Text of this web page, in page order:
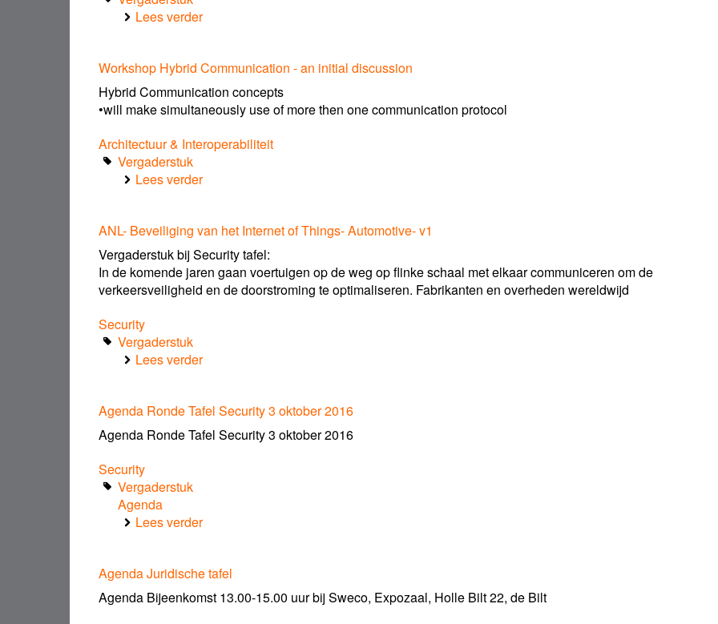
Lees verderover
voor
automotive
toepassingen
Workshop Hybrid Communication - an initial discussion
Hybrid Communication concepts
•will make simultaneously use of more then one communication protocol
Architectuur & Interoperabiliteit
Vergaderstuk
Lees verderover
Communication
-
an
initial
ANL- Beveiliging van het Internet of Things- Automotive- v1
Vergaderstuk bij Security tafel:
In de komende jaren gaan voertuigen op de weg op flinke schaal met elkaar communiceren om de
verkeersveiligheid en de doorstroming te optimaliseren. Fabrikanten en overheden wereldwijd
Security
Vergaderstuk
Lees verderover
van
het
v1
Agenda Ronde Tafel Security 3 oktober 2016
Agenda Ronde Tafel Security 3 oktober 2016
Security
Vergaderstuk
Agenda
Lees verderover
Tafel
Security
Agenda Juridische tafel
Agenda Bijeenkomst 13.00-15.00 uur bij Sweco, Expozaal, Holle Bilt 22, de Bilt